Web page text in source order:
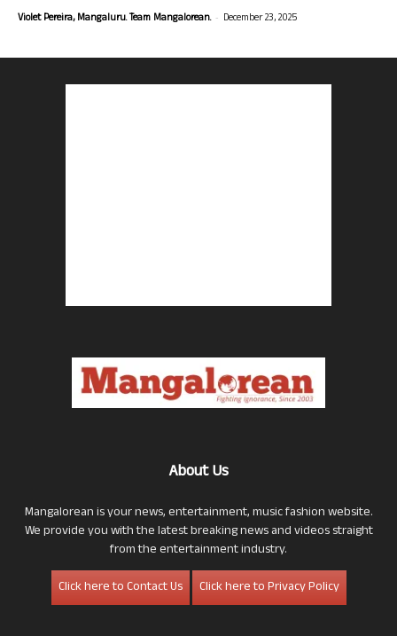
Violet Pereira, Mangaluru. Team Mangalorean. - December 23, 2025
About Us
Mangalorean is your news, entertainment, music fashion website.
We provide you with the latest breaking news and videos straight
from the entertainment industry.
Click here to Contact Us
Click here to Privacy Policy